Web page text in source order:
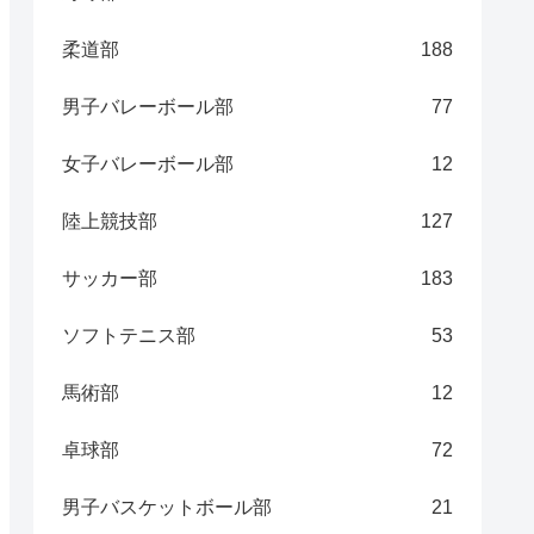
柔道部 188
男子バレーボール部 77
女子バレーボール部 12
陸上競技部 127
サッカー部 183
ソフトテニス部 53
馬術部 12
卓球部 72
男子バスケットボール部 21